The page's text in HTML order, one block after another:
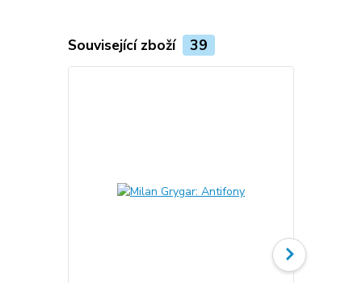
Související zboží 39